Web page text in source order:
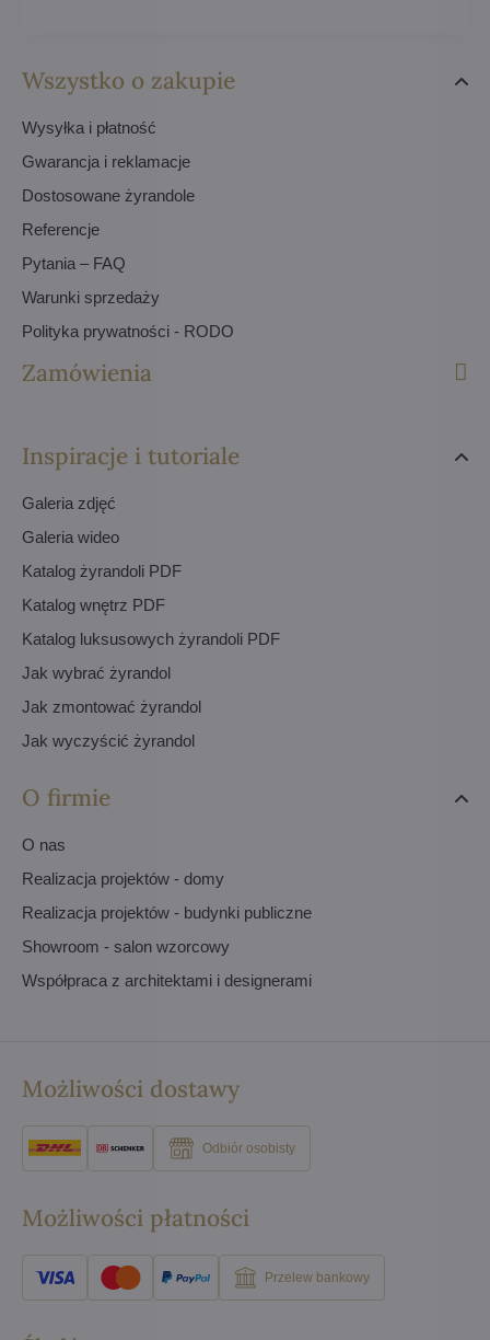
Wszystko o zakupie
Wysyłka i płatność
Gwarancja i reklamacje
Dostosowane żyrandole
Referencje
Pytania – FAQ
Warunki sprzedaży
Polityka prywatności - RODO
Zamówienia
Inspiracje i tutoriale
Galeria zdjęć
Galeria wideo
Katalog żyrandoli PDF
Katalog wnętrz PDF
Katalog luksusowych żyrandoli PDF
Jak wybrać żyrandol
Jak zmontować żyrandol
Jak wyczyścić żyrandol
O firmie
O nas
Realizacja projektów - domy
Realizacja projektów - budynki publiczne
Showroom - salon wzorcowy
Współpraca z architektami i designerami
Możliwości dostawy
Odbiór osobisty
Możliwości płatności
Przelew bankowy